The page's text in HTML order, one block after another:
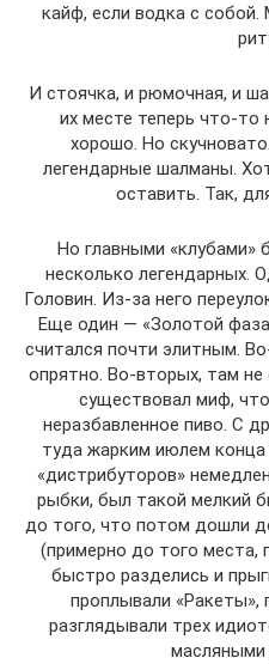
кайф, если водка с собой.
И стоячка, и рюмочная, и
их месте теперь что-то
хорошо. Но
легендарные шалманы.
оставить. Так,
Но главными «клубами»
несколько легендарных.
Головин. Из-за него
Еще один — «Золотой
считался почти элитным.
опрятно. Во-вторых, там не
существовал миф,
неразбавленное пиво. С
туда жарким июлем
«дистрибуторов»
рыбки, был такой мелкий
до того, что потом дошли
(примерно до того места,
быстро разделись и
проплывали «Ракеты»,
разглядывали трех
масляными